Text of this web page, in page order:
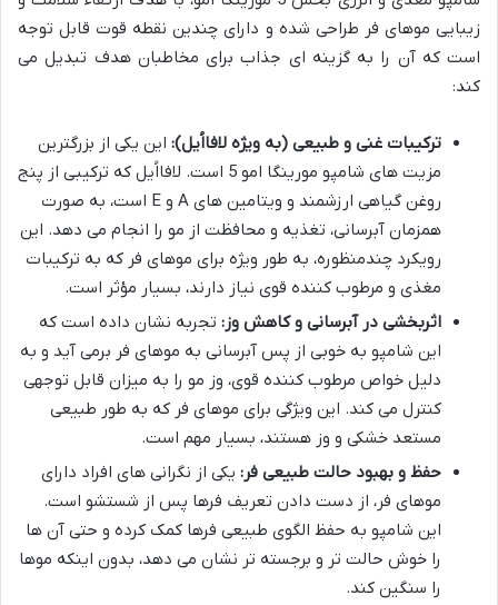
زیبایی موهای فر طراحی شده و دارای چندین نقطه قوت قابل توجه
است که آن را به گزینه ای جذاب برای مخاطبان هدف تبدیل می
کند:
ترکیبات غنی و طبیعی (به ویژه لافااُیل): این یکی از بزرگترین
مزیت های شامپو مورینگا امو 5 است. لافااُیل که ترکیبی از پنج
روغن گیاهی ارزشمند و ویتامین های A و E است، به صورت
همزمان آبرسانی، تغذیه و محافظت از مو را انجام می دهد. این
رویکرد چندمنظوره، به طور ویژه برای موهای فر که به ترکیبات
مغذی و مرطوب کننده قوی نیاز دارند، بسیار مؤثر است.
اثربخشی در آبرسانی و کاهش وز: تجربه نشان داده است که
این شامپو به خوبی از پس آبرسانی به موهای فر برمی آید و به
دلیل خواص مرطوب کننده قوی، وز مو را به میزان قابل توجهی
کنترل می کند. این ویژگی برای موهای فر که به طور طبیعی
مستعد خشکی و وز هستند، بسیار مهم است.
حفظ و بهبود حالت طبیعی فر: یکی از نگرانی های افراد دارای
موهای فر، از دست دادن تعریف فرها پس از شستشو است.
این شامپو به حفظ الگوی طبیعی فرها کمک کرده و حتی آن ها
را خوش حالت تر و برجسته تر نشان می دهد، بدون اینکه موها
را سنگین کند.